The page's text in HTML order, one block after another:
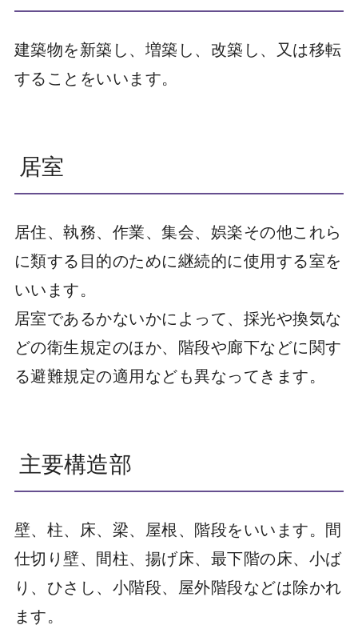
建築物を新築し、増築し、改築し、又は移転
することをいいます。
居室
居住、執務、作業、集会、娯楽その他これら
に類する目的のために継続的に使用する室を
いいます。
居室であるかないかによって、採光や換気な
どの衛生規定のほか、階段や廊下などに関す
る避難規定の適用なども異なってきます。
主要構造部
壁、柱、床、梁、屋根、階段をいいます。間
仕切り壁、間柱、揚げ床、最下階の床、小ば
り、ひさし、小階段、屋外階段などは除かれ
ます。